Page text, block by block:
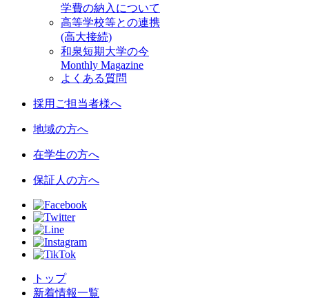
学費の納入について
高等学校等との連携
(高大接続)
和泉短期大学の今
Monthly Magazine
よくある質問
採用ご担当者様へ
地域の方へ
在学生の方へ
保証人の方へ
トップ
新着情報一覧